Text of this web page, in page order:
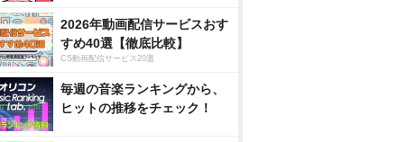
2026年動画配信サービスおす
すめ40選【徹底比較】
CS動画配信サービス20選
毎週の音楽ランキングから、
ヒットの推移をチェック！